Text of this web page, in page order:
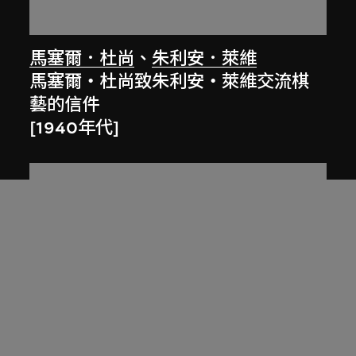
馬塞爾．杜尚 、朱利安．萊維
馬塞爾‧杜尚致朱利安‧萊維交流棋
藝的信件
[1940年代]